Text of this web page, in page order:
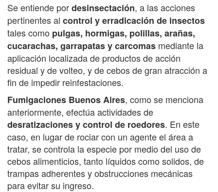
Se entiende pordesinsectación, a las acciones
pertinentes al control y erradicación de insectos
tales como pulgas, hormigas, polillas, arañas,
cucarachas, garrapatas y carcomas mediante la
aplicación localizada de productos de acción
residual y de volteo, y de cebos de gran atracción a
fin de impedir reinfestaciones.
Fumigaciones Buenos Aires, como se menciona
anteriormente, efectúa actividades de
desratizaciones y control de roedores. En este
caso, en lugar de rociar con un agente el área a
tratar, se controla la especie por medio del uso de
cebos alimenticios, tanto líquidos como solidos, de
trampas adherentes y obstrucciones mecánicas
para evitar su ingreso.